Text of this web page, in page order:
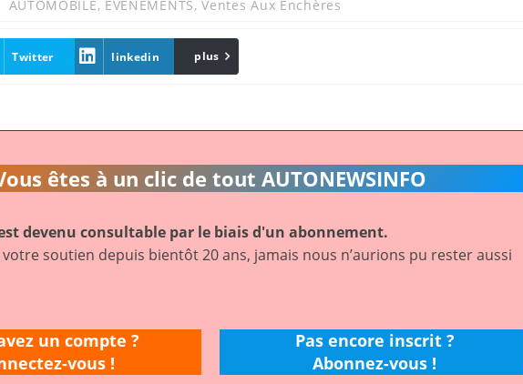
AUTOMOBILE, EVENEMENTS,Ventes Aux Enchères
Twitter linkedin Email
plus
êtes à un clic de tout AUTONEWSINFO
devenu consultable par le biais d'un abonnement.
votre soutien depuis bientôt 20 ans, jamais nous n’aurions pu rester aussi
un compte ?
vous !
Pas encore inscrit ?
Abonnez-vous !